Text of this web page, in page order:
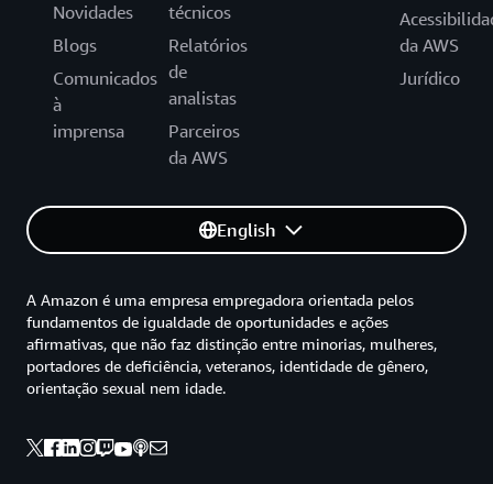
Novidades
Blogs
Comunicados
à
imprensa
técnicos
Relatórios
de
analistas
Parceiros
da AWS
da AWS
Jurídico
English
A Amazon é uma empresa empregadora orientada pelos
fundamentos de igualdade de oportunidades e ações
afirmativas, que não faz distinção entre minorias, mulheres,
portadores de deficiência, veteranos, identidade de gênero,
orientação sexual nem idade.